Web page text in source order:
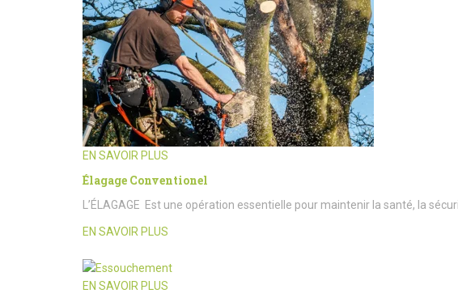
EN SAVOIR PLUS
Élagage Conventionel
L’ÉLAGAGE Est une opération essentielle pour maintenir la santé, la
EN SAVOIR PLUS
EN SAVOIR PLUS